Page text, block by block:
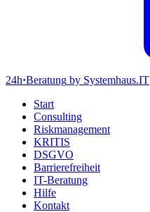
24h·Beratung by Systemhaus.IT
Start
Consulting
Riskmanagement
KRITIS
DSGVO
Barrierefreiheit
IT-Beratung
Hilfe
Kontakt